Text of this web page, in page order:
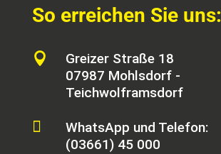
So erreichen Sie uns:

Greizer Straße 18
07987 Mohlsdorf -
Teichwolframsdorf

WhatsApp und Telefon:
(03661) 45 000